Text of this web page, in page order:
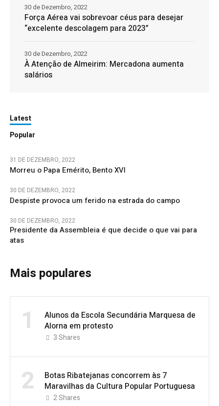
Força Aérea vai sobrevoar céus para desejar
“excelente descolagem para 2023”
30 de Dezembro, 2022
À Atenção de Almeirim: Mercadona aumenta
salários
30 de Dezembro, 2022
Latest
Popular
31 DE DEZEMBRO, 2022
Morreu o Papa Emérito, Bento XVI
30 DE DEZEMBRO, 2022
Despiste provoca um ferido na estrada do campo
30 DE DEZEMBRO, 2022
Presidente da Assembleia é que decide o que vai para
atas
Mais populares
1
Alunos da Escola Secundária Marquesa de
Alorna em protesto
3Shares
2
Botas Ribatejanas concorrem às 7
Maravilhas da Cultura Popular Portuguesa
2Shares